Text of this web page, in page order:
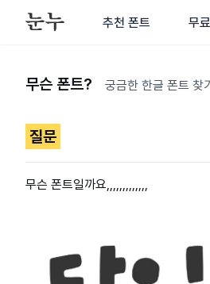
추천 폰트 무
무슨 폰트? 궁금한 한글 폰트 찾기
질문
무슨 폰트일까요,,,,,,,,,,,,,